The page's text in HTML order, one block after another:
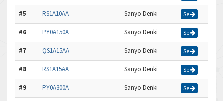
#5 RS1A10AA Sanyo Denki Se
#6 PY0A150A Sanyo Denki Se
#7 QS1A15AA Sanyo Denki Se
#8 RS1A15AA Sanyo Denki Se
#9 PY0A300A Sanyo Denki Se